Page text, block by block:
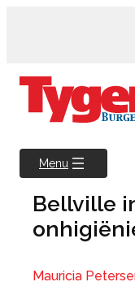
Menu
Bellville
Mauricia